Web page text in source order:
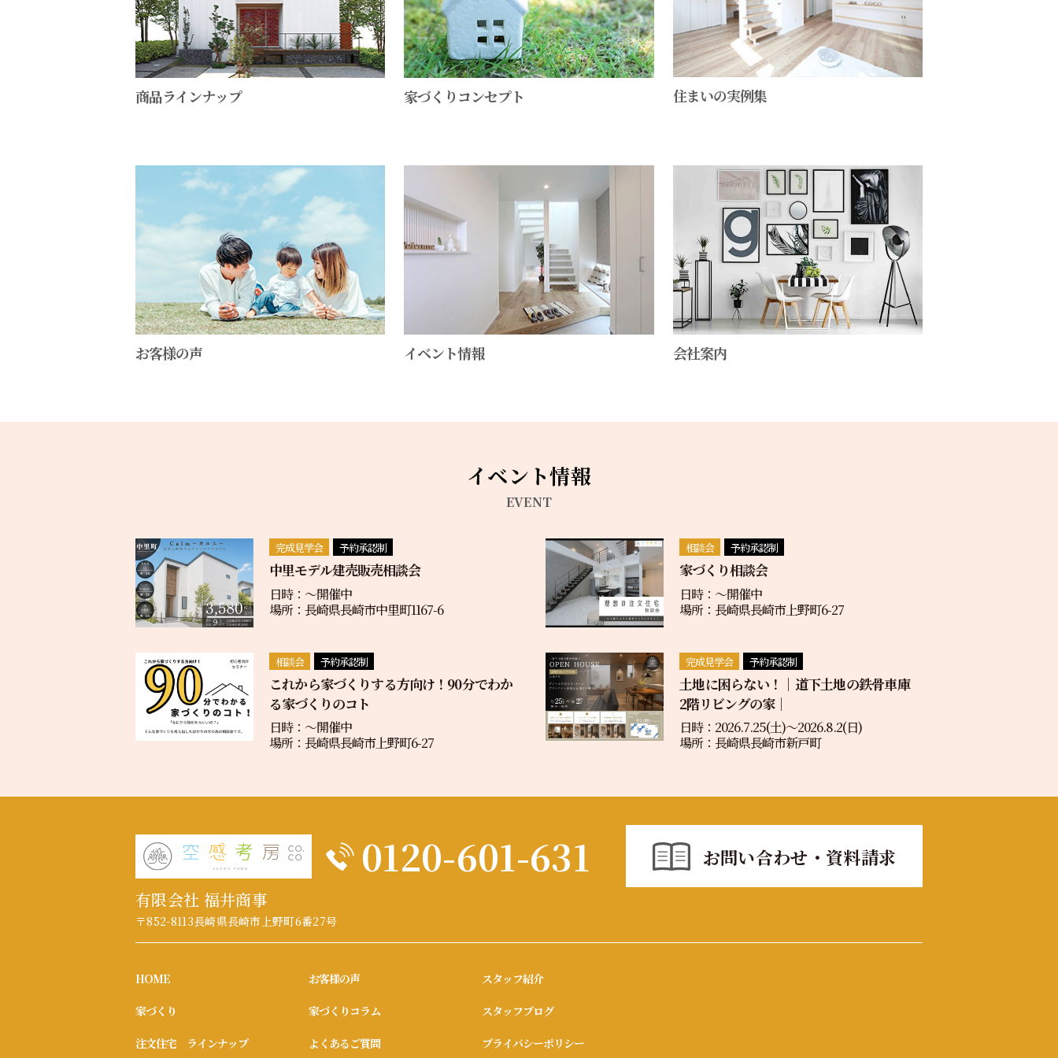
商品ラインナップ 家づくりコンセプト 住まいの実例集
お客様の声 イベント情報 会社案内
イベント情報
EVENT
完成見学会 予約承認制
中里モデル建売販売相談会
日時：〜開催中
場所：長崎県長崎市中里町1167-6
相談会 予約承認制
家づくり相談会
日時：〜開催中
場所：長崎県長崎市上野町6-27
相談会 予約承認制
これから家づくりする方向け！90分でわか
る家づくりのコト
日時：〜開催中
場所：長崎県長崎市上野町6-27
完成見学会 予約承認制
土地に困らない！｜道下土地の鉄骨車庫
2階リビングの家｜
日時：2026.7.25(土)〜2026.8.2(日)
場所：長崎県長崎市新戸町
有限会社 福井商事
〒852-8113長崎県長崎市上野町6番27号
0120-601-631 お問い合わせ・資料請求
HOME
家づくり
注文住宅 ラインナップ
お客様の声
家づくりコラム
よくあるご質問
スタッフ紹介
スタッフブログ
プライバシーポリシー